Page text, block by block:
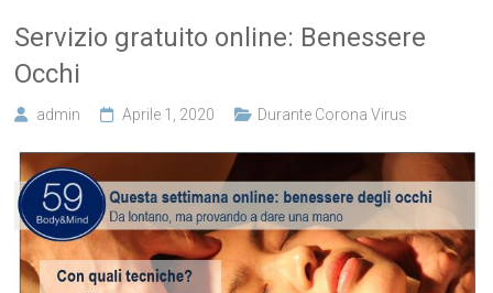
Servizio gratuito online: Benessere
Occhi
admin Aprile 1, 2020 Durante Corona Virus